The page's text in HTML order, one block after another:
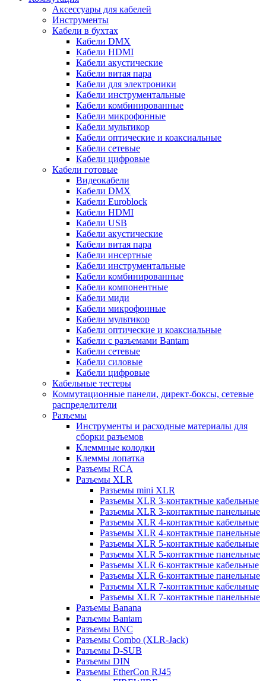
Аксессуары для кабелей
Инструменты
Кабели в бухтах
Кабели DMX
Кабели HDMI
Кабели акустические
Кабели витая пара
Кабели для электроники
Кабели инструментальные
Кабели комбинированные
Кабели микрофонные
Кабели мультикор
Кабели оптические и коаксиальные
Кабели сетевые
Кабели цифровые
Кабели готовые
Видеокабели
Кабели DMX
Кабели Euroblock
Кабели HDMI
Кабели USB
Кабели акустические
Кабели витая пара
Кабели инсертные
Кабели инструментальные
Кабели комбинированные
Кабели компонентные
Кабели миди
Кабели микрофонные
Кабели мультикор
Кабели оптические и коаксиальные
Кабели с разъемами Bantam
Кабели сетевые
Кабели силовые
Кабели цифровые
Кабельные тестеры
Коммутационные панели, директ-боксы, сетевые
распределители
Разъемы
Инструменты и расходные материалы для
сборки разъемов
Клеммные колодки
Клеммы лопатка
Разъемы RCA
Разъемы XLR
Разъемы mini XLR
Разъемы XLR 3-контактные кабельные
Разъемы XLR 3-контактные панельные
Разъемы XLR 4-контактные кабельные
Разъемы XLR 4-контактные панельные
Разъемы XLR 5-контактные кабельные
Разъемы XLR 5-контактные панельные
Разъемы XLR 6-контактные кабельные
Разъемы XLR 6-контактные панельные
Разъемы XLR 7-контактные кабельные
Разъемы XLR 7-контактные панельные
Разъемы Banana
Разъемы Bantam
Разъемы BNC
Разъемы Combo (XLR-Jack)
Разъемы D-SUB
Разъемы DIN
Разъемы EtherCon RJ45